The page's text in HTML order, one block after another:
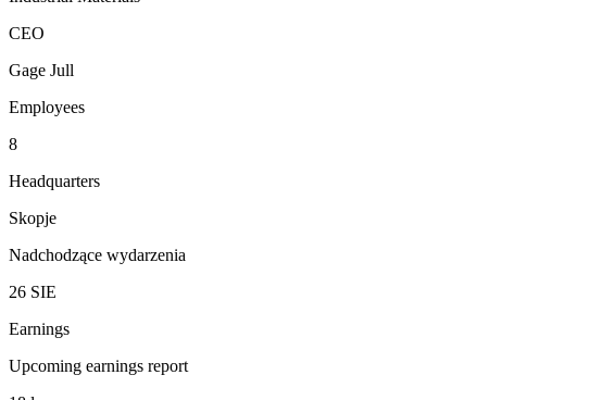
CEO
Gage Jull
Employees
8
Headquarters
Skopje
Nadchodzące wydarzenia
26 SIE
Earnings
Upcoming earnings report